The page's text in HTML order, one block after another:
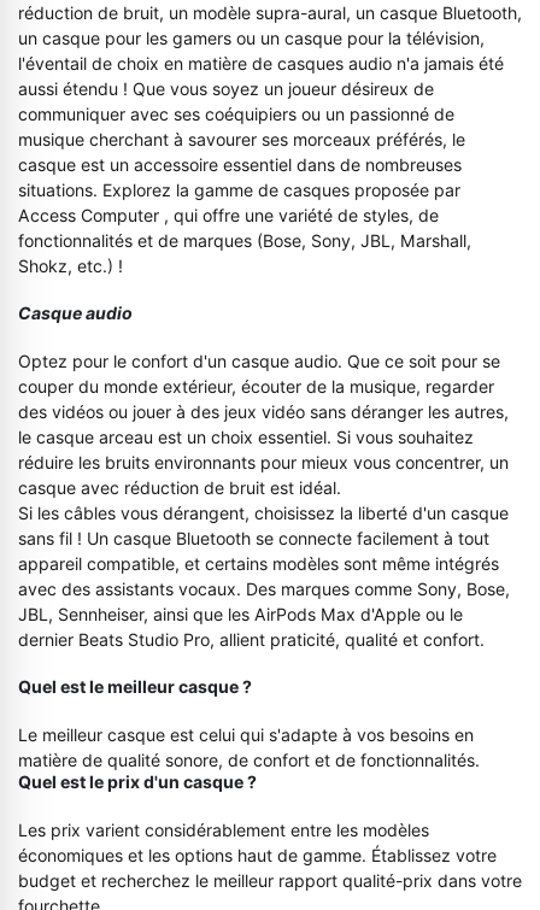
réduction de bruit, un modèle supra-aural, un casque Bluetooth,
un casque pour les gamers ou un casque pour la télévision,
l'éventail de choix en matière de casques audio n'a jamais été
aussi étendu ! Que vous soyez un joueur désireux de
communiquer avec ses coéquipiers ou un passionné de
musique cherchant à savourer ses morceaux préférés, le
casque est un accessoire essentiel dans de nombreuses
situations. Explorez la gamme de casques proposée par
Access Computer , qui offre une variété de styles, de
fonctionnalités et de marques (Bose, Sony, JBL, Marshall,
Shokz, etc.) !
Casque audio
Optez pour le confort d'un casque audio. Que ce soit pour se
couper du monde extérieur, écouter de la musique, regarder
des vidéos ou jouer à des jeux vidéo sans déranger les autres,
le casque arceau est un choix essentiel. Si vous souhaitez
réduire les bruits environnants pour mieux vous concentrer, un
casque avec réduction de bruit est idéal.
Si les câbles vous dérangent, choisissez la liberté d'un casque
sans fil ! Un casque Bluetooth se connecte facilement à tout
appareil compatible, et certains modèles sont même intégrés
avec des assistants vocaux. Des marques comme Sony, Bose,
JBL, Sennheiser, ainsi que les AirPods Max d'Apple ou le
dernier Beats Studio Pro, allient praticité, qualité et confort.
Quel est le meilleur casque ?
Le meilleur casque est celui qui s'adapte à vos besoins en
matière de qualité sonore, de confort et de fonctionnalités.
Quel est le prix d'un casque ?
Les prix varient considérablement entre les modèles
économiques et les options haut de gamme. Établissez votre
budget et recherchez le meilleur rapport qualité-prix dans votre
fourchette.